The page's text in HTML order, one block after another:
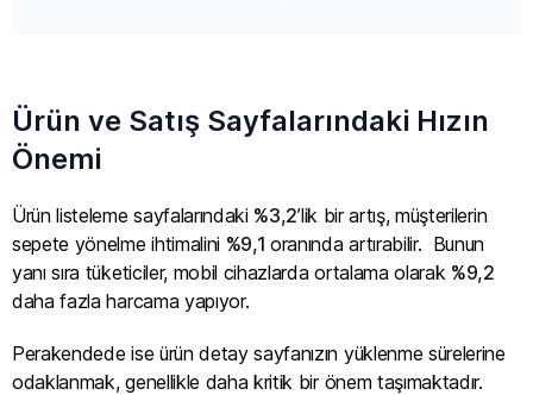
Ürün ve Satış Sayfalarındaki Hızın
Önemi
Ürün listeleme sayfalarındaki %3,2’lik bir artış, müşterilerin
sepete yönelme ihtimalini %9,1oranında artırabilir. Bunun
yanı sıra tüketiciler, mobil cihazlarda ortalama olarak %9,2
daha fazla harcama yapıyor.
Perakendede ise ürün detay sayfanızın yüklenme sürelerine
odaklanmak, genellikle daha kritik bir önem taşımaktadır.